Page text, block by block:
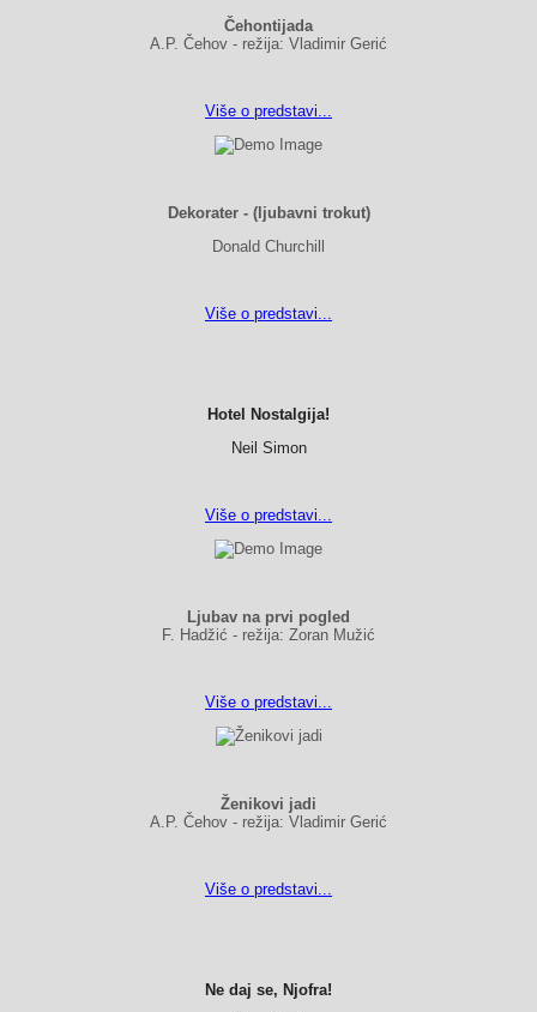
Čehontijada
A.P. Čehov - režija: Vladimir Gerić
Više o predstavi...
Dekorater - (ljubavni trokut)
Donald Churchill
Više o predstavi...
Hotel Nostalgija!
Neil Simon
Više o predstavi...
Ljubav na prvi pogled
F. Hadžić - režija: Zoran Mužić
Više o predstavi...
Ženikovi jadi
A.P. Čehov - režija: Vladimir Gerić
Više o predstavi...
Ne daj se, Njofra!